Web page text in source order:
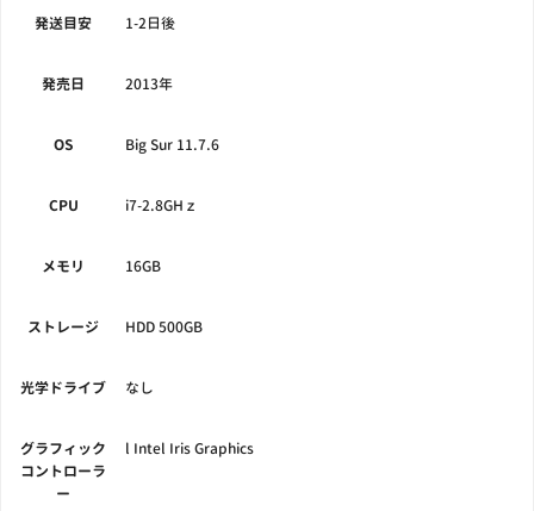
発送目安 1-2日後
発売日 2013年
OS Big Sur 11.7.6
CPU i7-2.8GHｚ
メモリ 16GB
ストレージ HDD 500GB
光学ドライブ なし
グラフィック
コントローラ
ー
l Intel Iris Graphics